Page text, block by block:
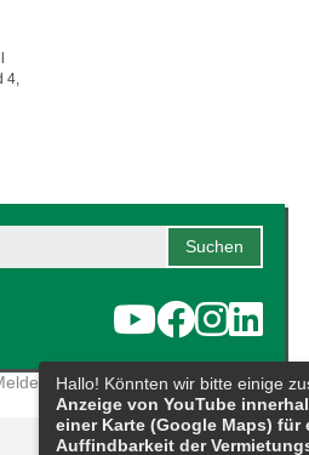
4,
|Barrierefreiheit|Sitemap
Hallo! Könnten wir bitte einige
Anzeige von YouTube
einer Karte (Google Maps) für
Auffindbarkeit der